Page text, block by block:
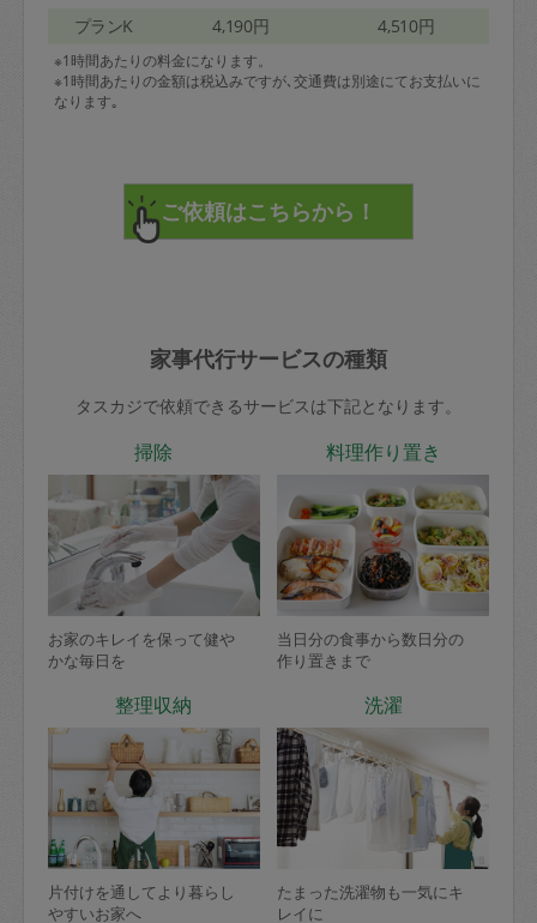
プランK 4,190円 4,510円
※1時間あたりの料金になります。
※1時間あたりの金額は税込みですが､交通費は別途にてお支払いに
なります｡
家事代行サービスの種類
タスカジで依頼できるサービスは下記となります。
掃除
お家のキレイを保って健や
かな毎日を
料理作り置き
当日分の食事から数日分の
作り置きまで
整理収納
片付けを通してより暮らし
やすいお家へ
洗濯
たまった洗濯物も一気にキ
レイに